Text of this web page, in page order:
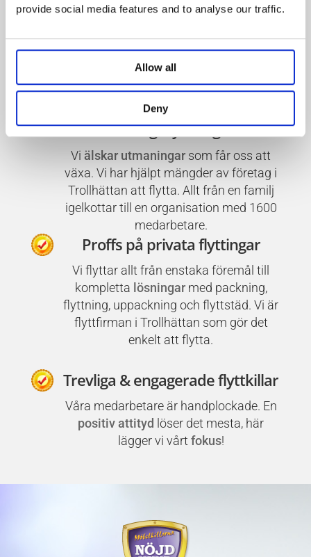
provide social media features and to analyse our traffic.
Allow all
Deny
Vår långa erfarenhet har hjälpt oss att
trygghet, som är vår högsta prioritet
– Garanterat!
Specialister på
företagsflyttningar
Viälskar utmaningar som får oss att
växa. Vi har hjälpt mängder av företag i
Trollhättan att flytta. Allt från en familj
igelkottar till en organisation med 1600
medarbetare.
Proffs på privata flyttingar
Vi flyttar allt från enstaka föremål till
kompletta lösningarmed packning,
flyttning, uppackning och flyttstäd. Vi är
flyttfirman i Trollhättan som gör det
enkelt att flytta.
Trevliga & engagerade flyttkillar
Våra medarbetare är handplockade. En
positiv attityd löser det mesta, här
lägger vi vårt fokus!